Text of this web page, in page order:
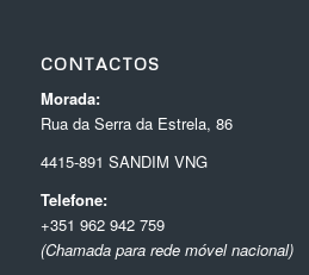
CONTACTOS
Morada:
Rua da Serra da Estrela, 86
4415-891 SANDIM VNG
Telefone:
+351 962 942 759
(Chamada para rede móvel nacional)